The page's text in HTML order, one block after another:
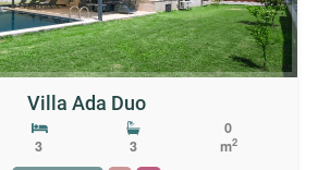
Villa Ada Duo
3 3
0
m2